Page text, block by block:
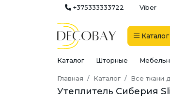
+375333333722 Viber
Каталог
Каталог Шторные
Главная Каталог Все ткани
Утеплитель Сиберия